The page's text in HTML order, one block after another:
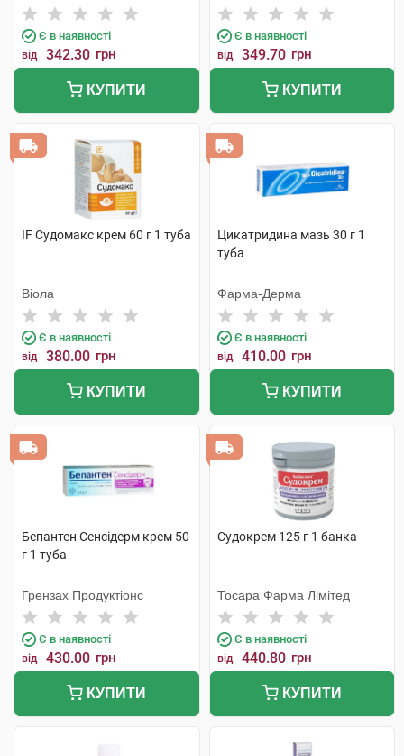
Є в наявності
від 342.30 грн
КУПИТИ
Є в наявності
від 349.70 грн
КУПИТИ
IF Судомакс крем 60 г 1 туба
Віола
Є в наявності
від 380.00 грн
КУПИТИ
Цикатридина мазь 30 г 1
туба
Фарма-Дерма
Є в наявності
від 410.00 грн
КУПИТИ
Бепантен Сенсідерм крем 50
г 1 туба
Грензах Продуктіонс
Є в наявності
від 430.00 грн
КУПИТИ
Судокрем 125 г 1 банка
Тосара Фарма Лімітед
Є в наявності
від 440.80 грн
КУПИТИ